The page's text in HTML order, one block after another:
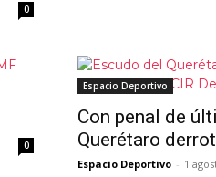
0
0
Espacio Deportivo
Con penal de
Querétaro
Espacio Deportivo - 1